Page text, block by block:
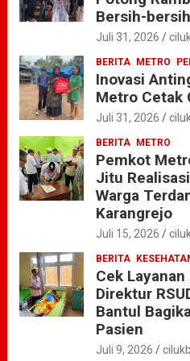
Bersih-
Juli 31, 2026
BERITA METRO
Inovasi
Metro Cetak
Juli 31, 2026
BERITA METRO
Pemkot
Jitu
Warga
Karangrejo
Juli 15, 2026
BERITA
Cek
Direktur
Bantul
Pasien
Juli 9, 2026